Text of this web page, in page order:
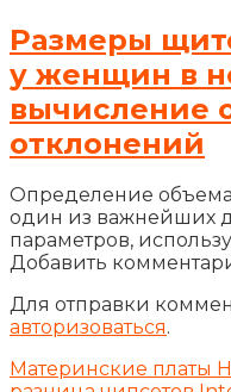
Размеры
у женщин в
вычисление
отклонений
Определение
один из важнейших
параметров,
Добавить
Для отправки
авторизоваться.
Материнские платы